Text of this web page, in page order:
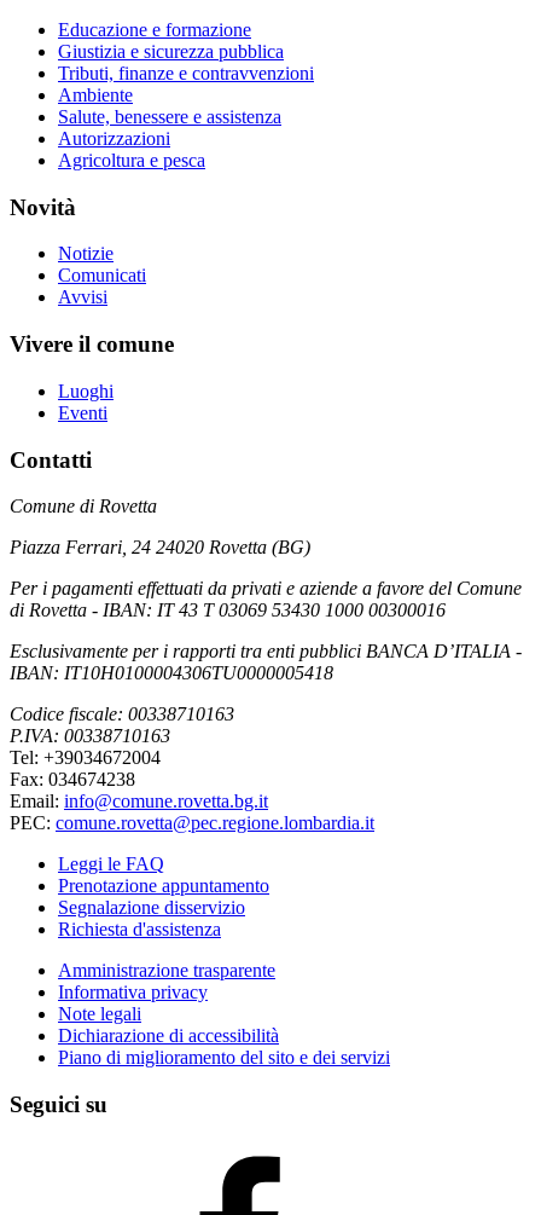
Educazione e formazione
Giustizia e sicurezza pubblica
Tributi, finanze e contravvenzioni
Ambiente
Salute, benessere e assistenza
Autorizzazioni
Agricoltura e pesca
Novità
Notizie
Comunicati
Avvisi
Vivere il comune
Luoghi
Eventi
Contatti
Comune di Rovetta
Piazza Ferrari, 24 24020 Rovetta (BG)
Per i pagamenti effettuati da privati e aziende a favore del Comune
di Rovetta - IBAN: IT 43 T 03069 53430 1000 00300016
Esclusivamente per i rapporti tra enti pubblici BANCA D’ITALIA -
IBAN: IT10H0100004306TU0000005418
Codice fiscale: 00338710163
P.IVA: 00338710163
Tel: +39034672004
Fax: 034674238
Email: info@comune.rovetta.bg.it
PEC: comune.rovetta@pec.regione.lombardia.it
Leggi le FAQ
Prenotazione appuntamento
Segnalazione disservizio
Richiesta d'assistenza
Amministrazione trasparente
Informativa privacy
Note legali
Dichiarazione di accessibilità
Piano di miglioramento del sito e dei servizi
Seguici su